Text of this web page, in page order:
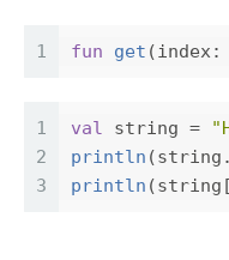
1 fun get (index:
1
2
3
val string =
println (string .
println (string [